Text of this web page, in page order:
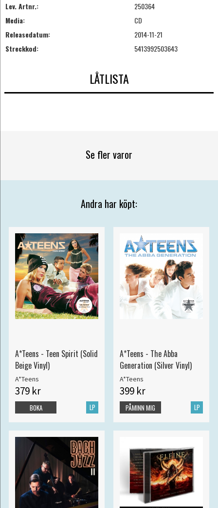
Lev. Artnr.:
250364
Media:
CD
Releasedatum:
2014-11-21
Streckkod:
5413992503643
LÅTLISTA
Se fler varor
Andra har köpt:
A*Teens - Teen Spirit (Solid
Beige Vinyl)
A*Teens
379 kr
LP
BOKA
A*Teens - The Abba
Generation (Silver Vinyl)
A*Teens
399 kr
LP
PÅMINN MIG